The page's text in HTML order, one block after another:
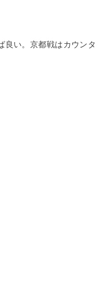
良い。京都戦はカウンタ